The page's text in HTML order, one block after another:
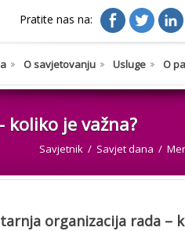
Pratite nas na:
O savjetovanju Usluge O
je važna?
Savjetnik Savjet dana
organizacija rada –